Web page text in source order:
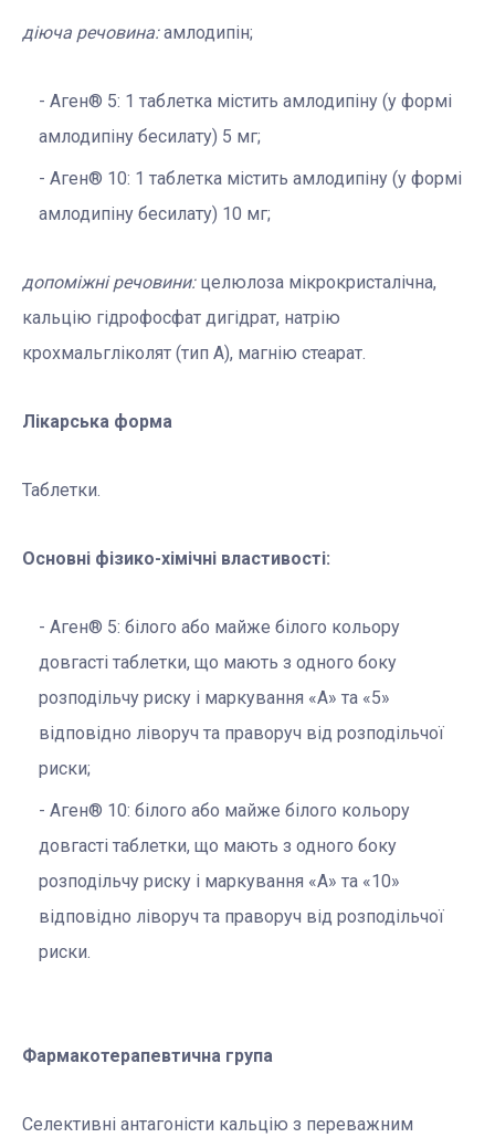
діюча речовина:амлодипін;
Аген® 5: 1 таблетка містить амлодипіну (у формі
амлодипіну бесилату) 5 мг;
Аген® 10: 1 таблетка містить амлодипіну (у формі
амлодипіну бесилату) 10 мг;
допоміжні речовини:целюлоза мікрокристалічна,
кальцію гідрофосфат дигідрат, натрію
крохмальгліколят (тип А), магнію стеарат.
Лікарська форма
Таблетки.
Основні фізико-хімічні властивості:
Аген® 5: білого або майже білого кольору
довгасті таблетки, що мають з одного боку
розподільчу риску і маркування «A» та «5»
відповідно ліворуч та праворуч від розподільчої
риски;
Аген® 10: білого або майже білого кольору
довгасті таблетки, що мають з одного боку
розподільчу риску і маркування «A» та «10»
відповідно ліворуч та праворуч від розподільчої
риски.
Фармакотерапевтична група
Селективні антагоністи кальцію з переважним